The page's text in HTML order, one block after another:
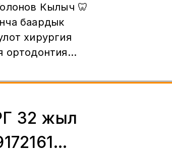
Кылыч 🦷
баардык
хирургия
ортодонтия
32 жыл